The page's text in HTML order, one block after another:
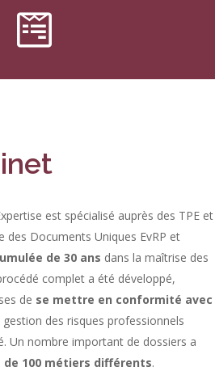
est spécialisé auprès des TPE et
des Documents Uniques EvRP et
de 30 ans dans la maîtrise des
complet a été développé,
de se mettre en conformité avec
gestion des risques professionnels
Un nombre important de dossiers a
de 100 métiers différents.